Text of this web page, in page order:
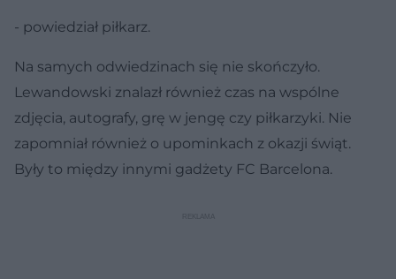
- powiedział piłkarz.
Na samych odwiedzinach się nie skończyło.
Lewandowski znalazł również czas na wspólne
zdjęcia, autografy, grę w jengę czy piłkarzyki. Nie
zapomniał również o upominkach z okazji świąt.
Były to między innymi gadżety FC Barcelona.